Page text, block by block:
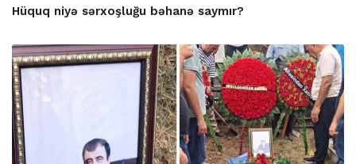
Hüquq niyə sərxoşluğu bəhanə saymır?